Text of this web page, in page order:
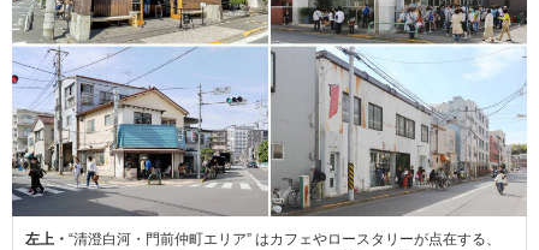
左上・ “清澄白河・門前仲町エリア” はカフェやロースタリーが点在する、